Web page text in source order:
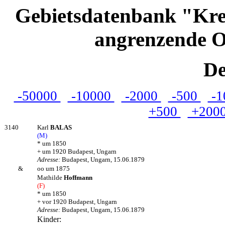
Gebietsdatenbank
angrenzende
-50000 -10000 -2000 -500
-
+500
3140 Karl BALAS
(M)
* um 1850
+ um 1920 Budapest, Ungarn
Adresse: Budapest, Ungarn, 15.06.1879
&
oo um 1875
Mathilde Hoffmann
(F)
* um 1850
+ vor 1920 Budapest, Ungarn
Adresse: Budapest, Ungarn, 15.06.1879
Kinder: